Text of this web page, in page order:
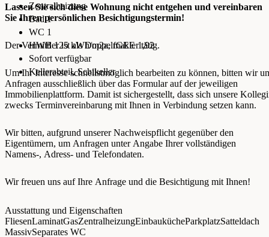
Zentralheizung
Bad 1
WC 1
HWB 125 kWh/m2a, fGEE 1,92
Sofort verfügbar
Kellerabteil, Schikeller
Lassen Sie sich diese Wohnung nicht entgehen und vereinbaren
Sie Ihren persönlichen Besichtigungstermin!
Der Vermittler ist als Doppelmakler tätig.
Um Ihr Interesse schnellstmöglich bearbeiten zu können, bitten wir
Anfragen ausschließlich über das Formular auf der jeweiligen
Immobilienplattform. Damit ist sichergestellt, dass sich unsere
zwecks Terminvereinbarung mit Ihnen in Verbindung setzen kann.
Wir bitten, aufgrund unserer Nachweispflicht gegenüber den
Eigentümern, um Anfragen unter Angabe Ihrer vollständigen
Namens-, Adress- und Telefondaten.
Wir freuen uns auf Ihre Anfrage und die Besichtigung mit Ihnen!
Ausstattung und Eigenschaften
FliesenLaminatGasZentralheizungEinbaukücheParkplatzSatteldach
MassivSeparates WC